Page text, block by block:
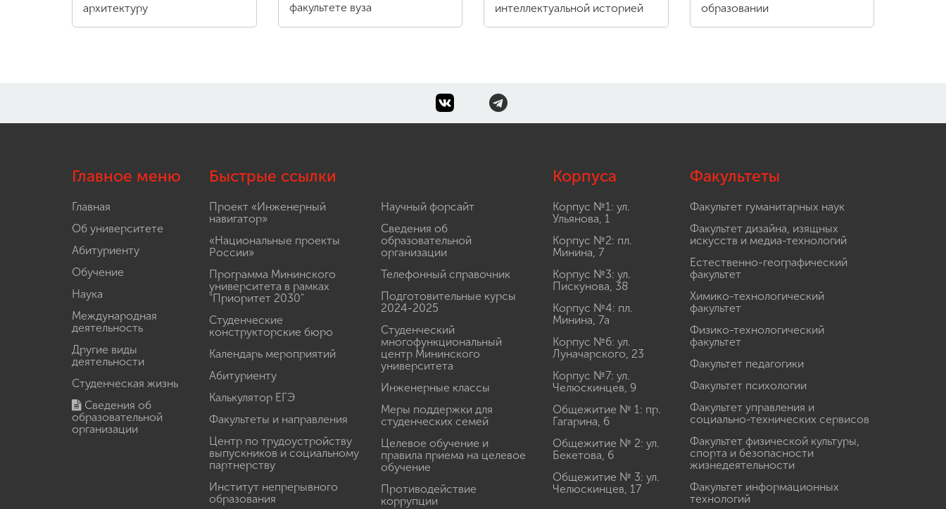
архитектуру
факультете вуза
интеллектуальной историей
образовании
Главное меню
Главная
Об университете
Абитуриенту
Обучение
Наука
Международная
деятельность
Другие виды
деятельности
Студенческая жизнь
Сведения об
образовательной
организации
Быстрые ссылки
Проект «Инженерный
навигатор»
«Национальные проекты
России»
Программа Мининского
университета в рамках
"Приоритет 2030"
Студенческие
конструкторские бюро
Календарь мероприятий
Абитуриенту
Калькулятор ЕГЭ
Факультеты и направления
Центр по трудоустройству
выпускников и социальному
партнерству
Институт непрерывного
образования
Научный форсайт
Сведения об
образовательной
организации
Телефонный справочник
Подготовительные курсы
2024-2025
Студенческий
многофункциональный
центр Мининского
университета
Инженерные классы
Меры поддержки для
студенческих семей
Целевое обучение и
правила приема на целевое
обучение
Противодействие
коррупции
Корпуса
Корпус №1: ул.
Ульянова, 1
Корпус №2: пл.
Минина, 7
Корпус №3: ул.
Пискунова, 38
Корпус №4: пл.
Минина, 7а
Корпус №6: ул.
Луначарского, 23
Корпус №7: ул.
Челюскинцев, 9
Общежитие № 1: пр.
Гагарина, 6
Общежитие № 2: ул.
Бекетова, 6
Общежитие № 3: ул.
Челюскинцев, 17
Факультеты
Факультет гуманитарных наук
Факультет дизайна, изящных
искусств и медиа-технологий
Естественно-географический
факультет
Химико-технологический
факультет
Физико-технологический
факультет
Факультет педагогики
Факультет психологии
Факультет управления и
социально-технических сервисов
Факультет физической культуры,
спорта и безопасности
жизнедеятельности
Факультет информационных
технологий